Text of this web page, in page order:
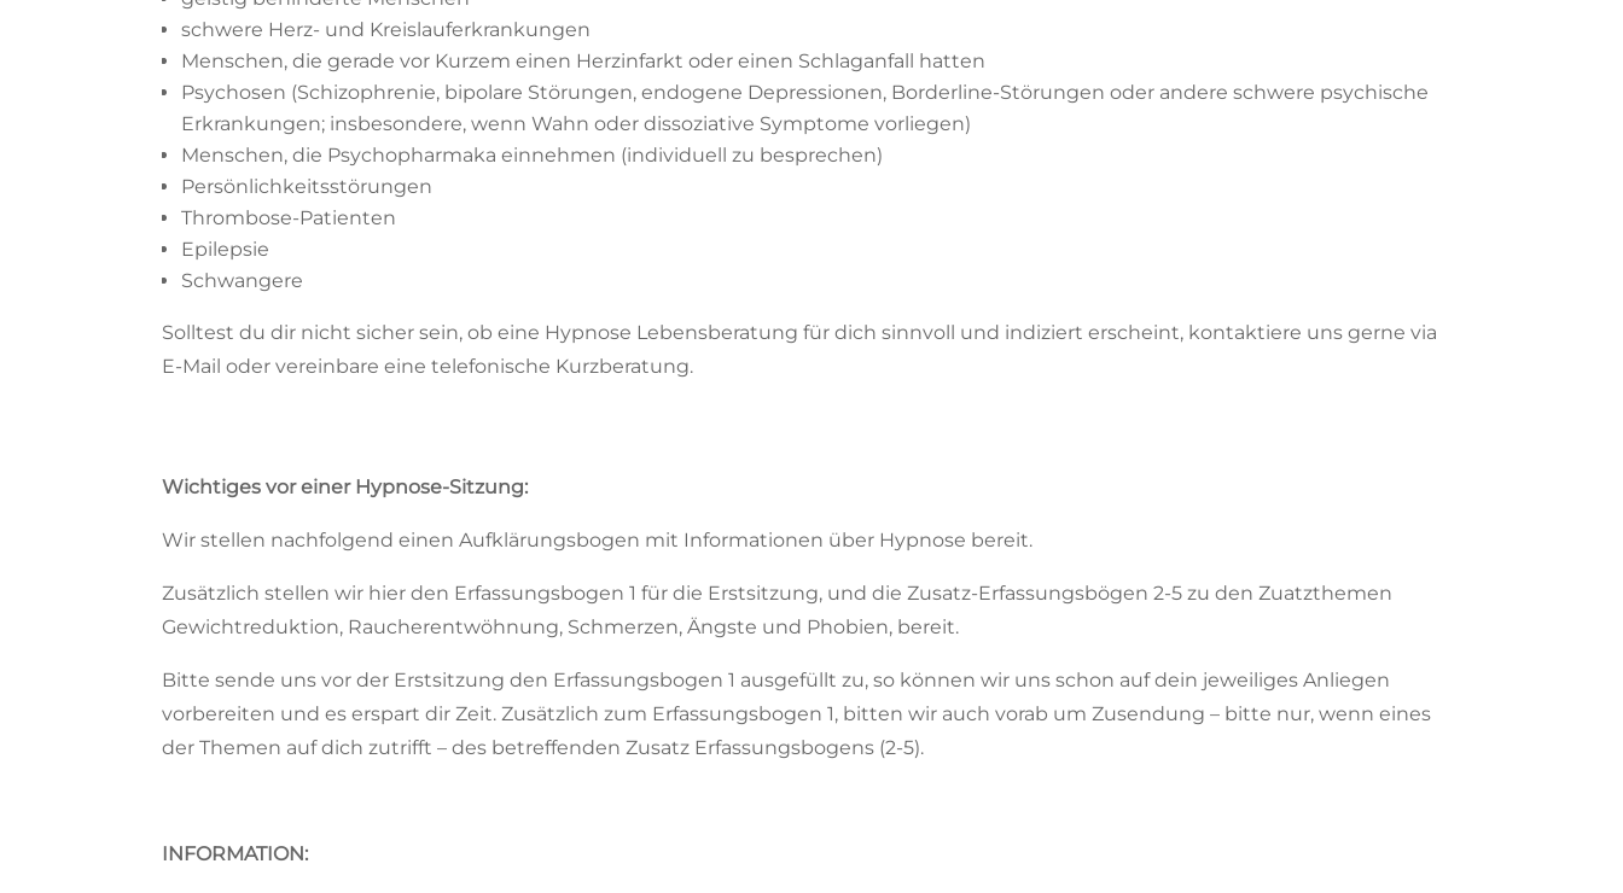
schwere Herz- und Kreislauferkrankungen
Menschen, die gerade vor Kurzem einen Herzinfarkt oder einen Schlaganfall hatten
Psychosen (Schizophrenie, bipolare Störungen, endogene Depressionen, Borderline-Störungen oder andere schwere psychische
Erkrankungen; insbesondere, wenn Wahn oder dissoziative Symptome vorliegen)
Menschen, die Psychopharmaka einnehmen (individuell zu besprechen)
Persönlichkeitsstörungen
Thrombose-Patienten
Epilepsie
Schwangere
Solltest du dir nicht sicher sein, ob eine Hypnose Lebensberatung für dich sinnvoll und indiziert erscheint, kontaktiere uns gerne via
E-Mail oder vereinbare eine telefonische Kurzberatung.
Wichtiges vor einer Hypnose-Sitzung:
Wir stellen nachfolgend einen Aufklärungsbogen mit Informationen über Hypnose bereit.
Zusätzlich stellen wir hier den Erfassungsbogen 1 für die Erstsitzung, und die Zusatz-Erfassungsbögen 2-5 zu den Zuatzthemen
Gewichtreduktion, Raucherentwöhnung, Schmerzen, Ängste und Phobien, bereit.
Bitte sende uns vor der Erstsitzung den Erfassungsbogen 1 ausgefüllt zu, so können wir uns schon auf dein jeweiliges Anliegen
vorbereiten und es erspart dir Zeit. Zusätzlich zum Erfassungsbogen 1, bitten wir auch vorab um Zusendung – bitte nur, wenn eines
der Themen auf dich zutrifft – des betreffenden Zusatz Erfassungsbogens (2-5).
INFORMATION: